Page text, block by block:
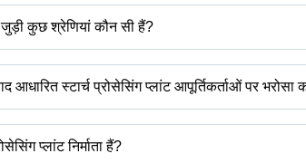
जुड़ी कुछ श्रेणियां कौन सी हैं?
कुछ श्रेणियों में हैदराबाद में दूध प्रसंस्करण संयंत्र हैदराबाद में
संयंत्र हैदराबाद में वनस्पति तेल प्रसंस्करण संयंत्र हैदराबाद
आधारित स्टार्च प्रोसेसिंग प्लांट आपूर्तिकर्ताओं पर
आपूर्तिकर्ताओं को खोजने के लिए ट्रेडइंडिया पर ट्रस्ट स्टैम्प
की रेटिंग और पिछले ग्राहकों से प्रतिक्रिया भी देख सकते हैं।
प्लांट निर्माता हैं?